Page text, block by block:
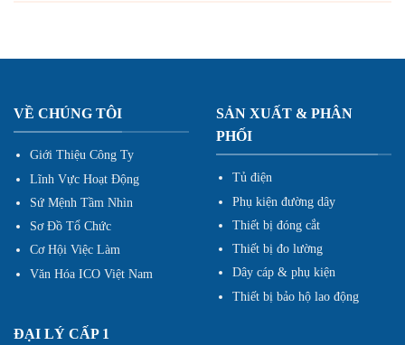
VỀ CHÚNG TÔI
Giới Thiệu Công Ty
Lĩnh Vực Hoạt Động
Sứ Mệnh Tầm Nhìn
Sơ Đồ Tổ Chức
Cơ Hội Việc Làm
Văn Hóa ICO Việt Nam
SẢN XUẤT & PHÂN
PHỐI
Tủ điện
Phụ kiện đường dây
Thiết bị đóng cắt
Thiết bị đo lường
Dây cáp & phụ kiện
Thiết bị bảo hộ lao động
ĐẠI LÝ CẤP 1